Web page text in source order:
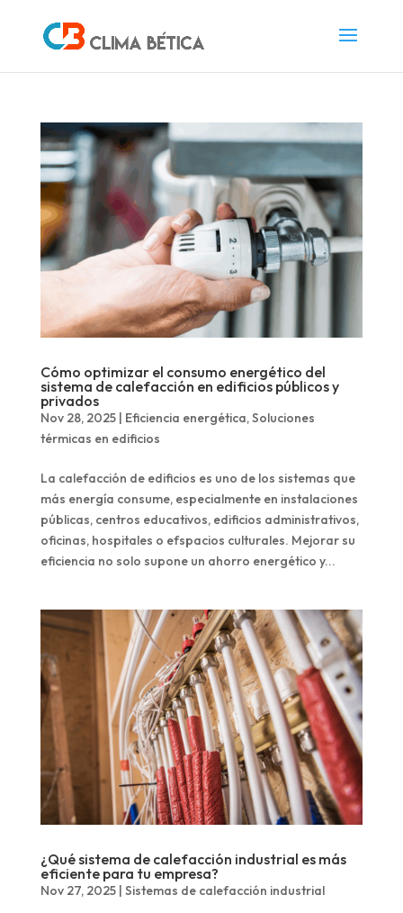
Cómo optimizar el consumo energético del
sistema de calefacción en edificios públicos y
privados
Nov 28, 2025| Eficiencia energética,Soluciones
térmicas en edificios
La calefacción de edificios es uno de los sistemas que
más energía consume, especialmente en instalaciones
públicas, centros educativos, edificios administrativos,
oficinas, hospitales o efspacios culturales. Mejorar su
eficiencia no solo supone un ahorro energético y...
¿Qué sistema de calefacción industrial es más
eficiente para tu empresa?
Nov 27, 2025| Sistemas de calefacción industrial